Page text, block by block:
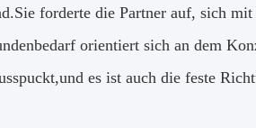
forderte die Partner auf, sich
orientiert sich an dem
es ist auch die feste